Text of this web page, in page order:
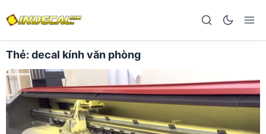
Thẻ: decal kính văn phòng